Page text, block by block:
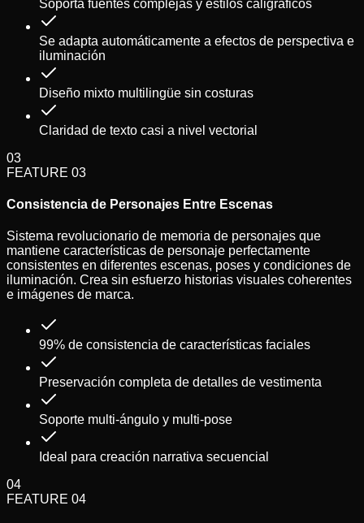
Soporta fuentes complejas y estilos caligráficos
Se adapta automáticamente a efectos de perspectiva e
iluminación
Diseño mixto multilingüe sin costuras
Claridad de texto casi a nivel vectorial
03
FEATURE 03
Consistencia de Personajes Entre Escenas
Sistema revolucionario de memoria de personajes que
mantiene características de personaje perfectamente
consistentes en diferentes escenas, poses y condiciones de
iluminación. Crea sin esfuerzo historias visuales coherentes
e imágenes de marca.
99% de consistencia de características faciales
Preservación completa de detalles de vestimenta
Soporte multi-ángulo y multi-pose
Ideal para creación narrativa secuencial
04
FEATURE 04